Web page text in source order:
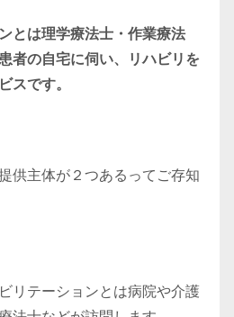
とは理学療法士・作業療法
者の自宅に伺い、リハビリを
スです。
供主体が２つあるってご存知
リテーションとは病院や介護